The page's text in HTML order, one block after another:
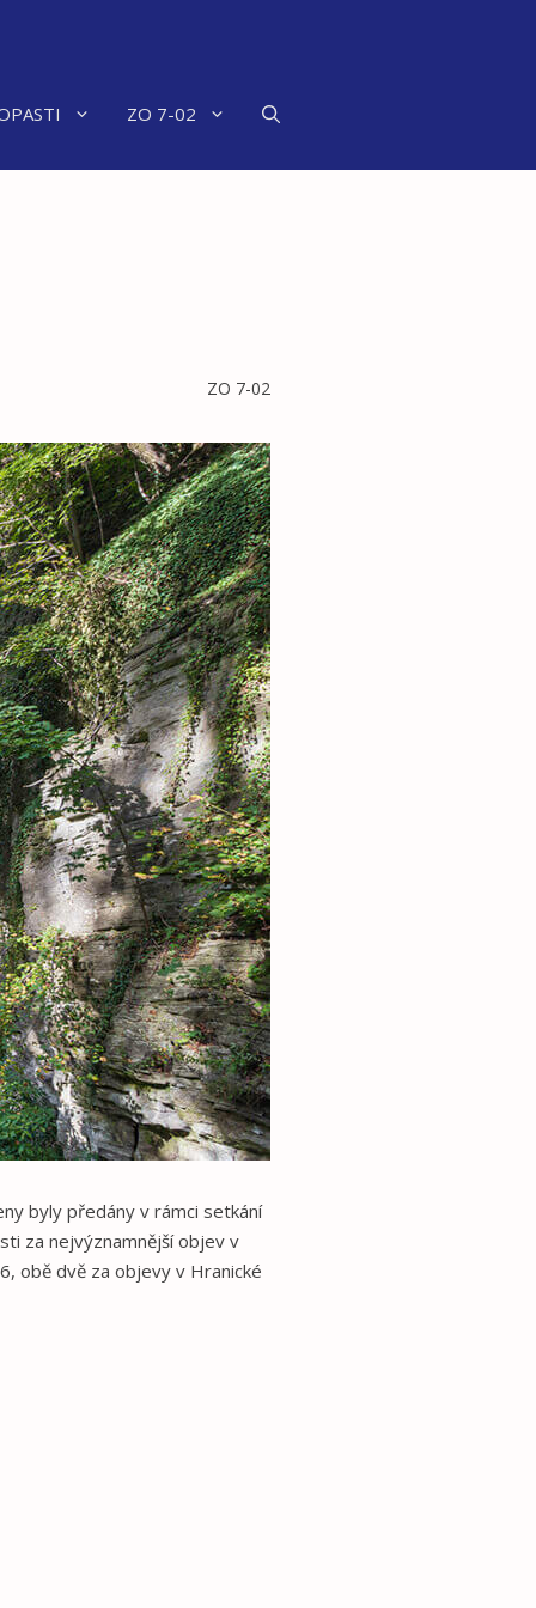
ZO 7-02
ZO 7-02
byly předány v rámci setkání
za nejvýznamnější objev v
obě dvě za objevy v Hranické